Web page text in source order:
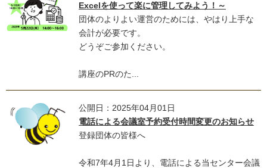
Excelを使って楽に管理してみよう！～
団体のよりよい運営のためには、やはり上手な
会計が必要です。
どうぞご参加ください。
講座のPRのた...
公開日：2025年04月01日
電話による会議室予約受付時間変更のお知らせ
登録団体の皆様へ
令和7年4月1日より、電話による当センター会議